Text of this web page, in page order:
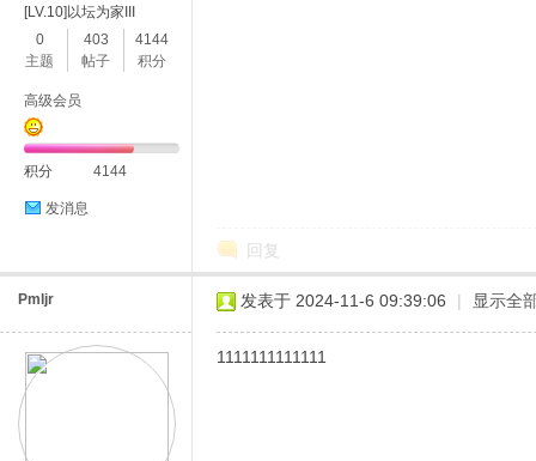
[LV.10]以坛为家III
0
主题
403
帖子
4144
积分
高级会员
积分 4144
发消息
回复
Pmljr 发表于 2024-11-6 09:39:06 | 显示全
1111111111111